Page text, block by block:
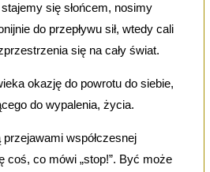
się słońcem, nosimy
do przepływu sił, wtedy cali
się na cały świat.
okazję do powrotu do siebie,
do wypalenia, życia.
współczesnej
coś, co mówi „stop!”. Być może